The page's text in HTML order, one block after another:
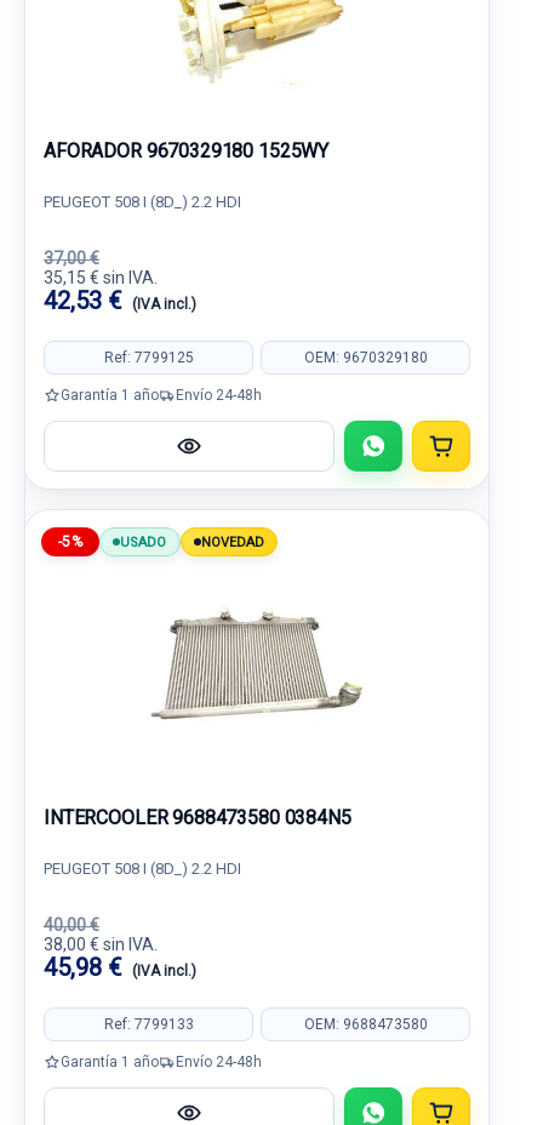
AFORADOR 9670329180 1525WY
PEUGEOT 508 I (8D_) 2.2 HDI
37,00 €
35,15 € sin IVA.
42,53 € (IVA incl.)
Ref: 7799125 OEM: 9670329180
Garantía 1 año Envío 24-48h
-5% USADO NOVEDAD
INTERCOOLER 9688473580 0384N5
PEUGEOT 508 I (8D_) 2.2 HDI
40,00 €
38,00 € sin IVA.
45,98 € (IVA incl.)
Ref: 7799133 OEM: 9688473580
Garantía 1 año Envío 24-48h